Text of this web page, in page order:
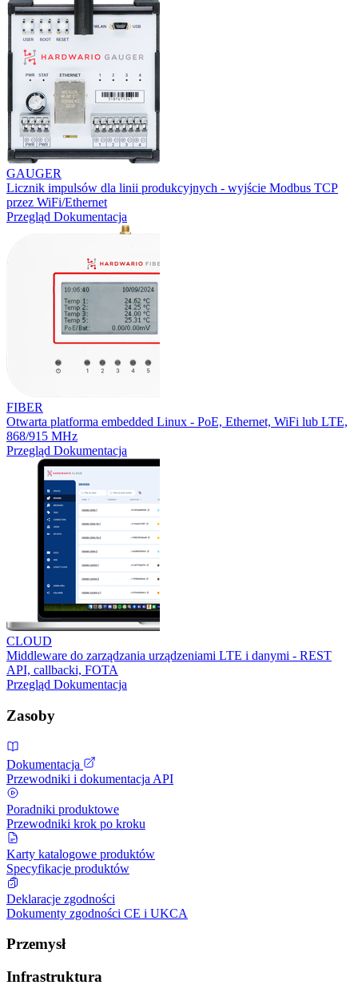
GAUGER
Licznik impulsów dla linii produkcyjnych - wyjście Modbus TCP
przez WiFi/Ethernet
Przegląd Dokumentacja
FIBER
Otwarta platforma embedded Linux - PoE, Ethernet, WiFi lub LTE,
868/915 MHz
Przegląd Dokumentacja
CLOUD
Middleware do zarządzania urządzeniami LTE i danymi - REST
API, callbacki, FOTA
Przegląd Dokumentacja
Zasoby
Dokumentacja
Przewodniki i dokumentacja API
Poradniki produktowe
Przewodniki krok po kroku
Karty katalogowe produktów
Specyfikacje produktów
Deklaracje zgodności
Dokumenty zgodności CE i UKCA
Przemysł
Infrastruktura